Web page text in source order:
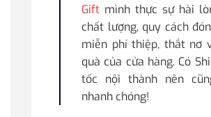
Gift mình thực sự hài
chất lượng, quy cách
miễn phí thiệp, thắt nơ
quà của cửa hàng. Có
tốc nội thành nên
nhanh chóng!